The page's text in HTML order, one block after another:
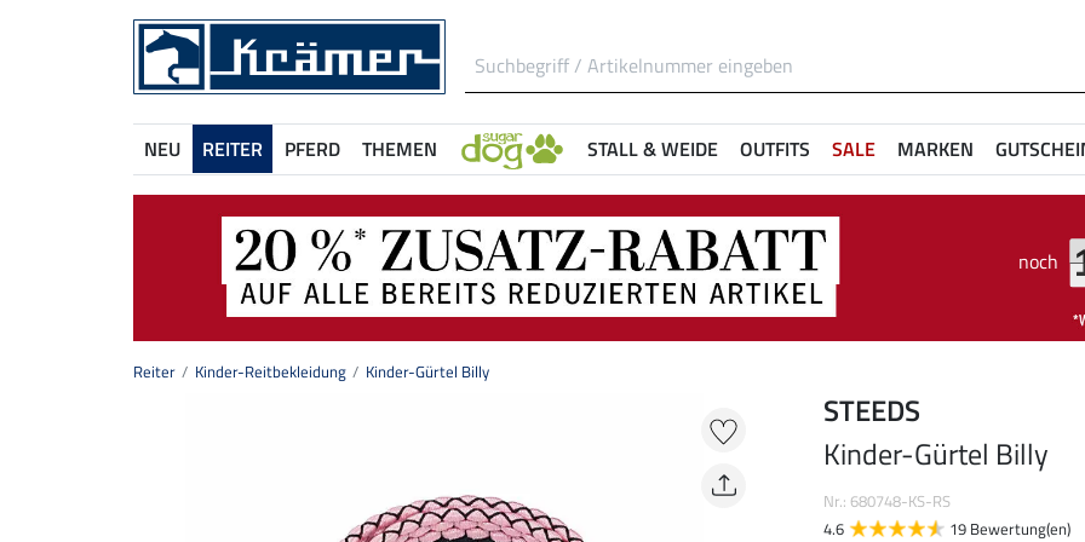
NEU REITER PFERD THEMEN STALL & WEIDE OUTFITS SALE MARKEN
noch
Reiter Kinder-Reitbekleidung Kinder-Gürtel Billy
STEEDS
Kinder-Gürtel Billy
Nr.: 680748-KS-RS
4.6
19 Bewertung(en)